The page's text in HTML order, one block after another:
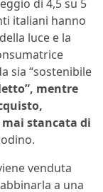
di 4,5 su 5
italiani hanno
luce e la
sia “sostenibile
mentre
stancata di
venduta
a una